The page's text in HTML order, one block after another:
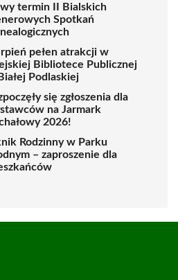
termin II Bialskich
Spotkań
pełen atrakcji w
Bibliotece Publicznej
Podlaskiej
się zgłoszenia dla
na Jarmark
2026!
Rodzinny w Parku
– zaproszenie dla